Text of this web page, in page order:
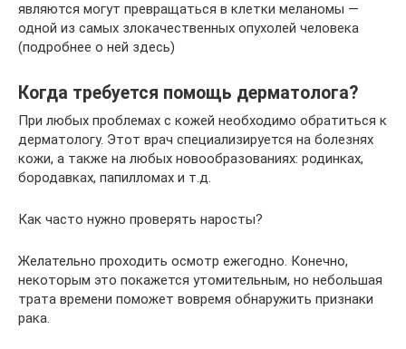
являются могут превращаться в клетки меланомы —
одной из самых злокачественных опухолей человека
(подробнее о ней здесь)
Когда требуется помощь дерматолога?
При любых проблемах с кожей необходимо обратиться к
дерматологу. Этот врач специализируется на болезнях
кожи, а также на любых новообразованиях: родинках,
бородавках, папилломах и т.д.
Как часто нужно проверять наросты?
Желательно проходить осмотр ежегодно. Конечно,
некоторым это покажется утомительным, но небольшая
трата времени поможет вовремя обнаружить признаки
рака.